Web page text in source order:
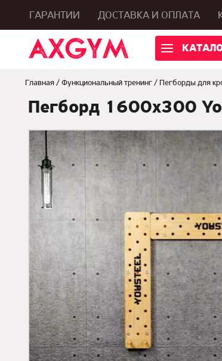
ГАРАНТИИ ДОСТАВКА И ОПЛАТА
Главная / Функциональный тренинг / Пегборды для
Пегборд 1600х300